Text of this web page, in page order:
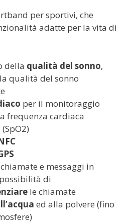
per sportivi, che
adatte per la vita di
della qualità del sonno,
qualità del sonno
per il monitoraggio
frequenza cardiaca
(SpO2)
e messaggi in
di
le chiamate
ed alla polvere (fino